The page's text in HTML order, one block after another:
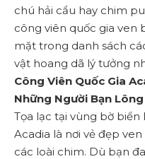
chú hải cẩu hay chim
công viên quốc gia ven
mặt trong danh sách
vật hoang dã lý tưởng
Công Viên Quốc Gia
Những Người Bạn
Tọa lạc tại vùng bờ
Acadia là nơi vẻ đẹp
các loài chim. Dù bạn